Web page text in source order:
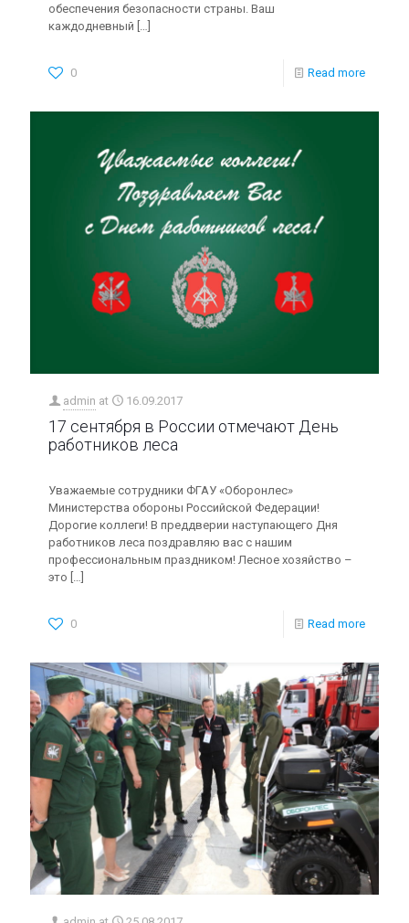
обеспечения безопасности страны. Ваш
каждодневный […]
0 Read more
admin at 16.09.2017
17 сентября в России отмечают День
работников леса
Уважаемые сотрудники ФГАУ «Оборонлес»
Министерства обороны Российской Федерации!
Дорогие коллеги! В преддверии наступающего Дня
работников леса поздравляю вас с нашим
профессиональным праздником! Лесное хозяйство –
это […]
0 Read more